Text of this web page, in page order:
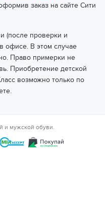
заказ на сайте Сити
(после проверки и
офисе. В этом случае
Право примерки не
Приобретение детской
возможно только по
и мужской обуви.